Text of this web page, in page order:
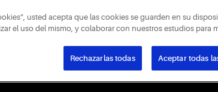
usted acepta que las cookies se guarden en su
el uso del mismo, y colaborar con nuestros estudios para
Rechazarlas todas Aceptar todas